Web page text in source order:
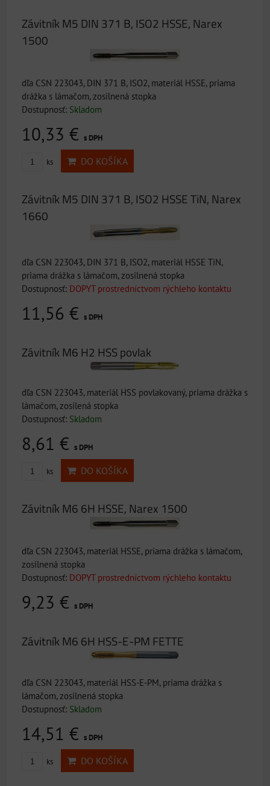
Závitník M5 DIN 371 B, ISO2 HSSE, Narex
1500
dľa CSN 223043, DIN 371 B, ISO2, materiál HSSE, priama
drážka s lámačom, zosilnená stopka
Dostupnosť: Skladom
10,33 € s DPH
ks DO KOŠÍKA
Závitník M5 DIN 371 B, ISO2 HSSE TiN, Narex
1660
dľa CSN 223043, DIN 371 B, ISO2, materiál HSSE TiN,
priama drážka s lámačom, zosilnená stopka
Dostupnosť: DOPYT prostredníctvom rýchleho kontaktu
11,56 € s DPH
Závitník M6 H2 HSS povlak
dľa CSN 223043, materiál HSS povlakovaný, priama drážka s
lámačom, zosilená stopka
Dostupnosť: Skladom
8,61 € s DPH
ks DO KOŠÍKA
Závitník M6 6H HSSE, Narex 1500
dľa CSN 223043, materiál HSSE, priama drážka s lámačom,
zosilnená stopka
Dostupnosť: DOPYT prostredníctvom rýchleho kontaktu
9,23 € s DPH
Závitník M6 6H HSS-E-PM FETTE
dľa CSN 223043, materiál HSS-E-PM, priama drážka s
lámačom, zosilnená stopka
Dostupnosť: Skladom
14,51 € s DPH
ks DO KOŠÍKA